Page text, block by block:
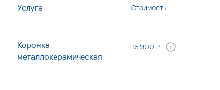
Услуга Стоимость
Коронка
металлокерамическая
16 900 ₽